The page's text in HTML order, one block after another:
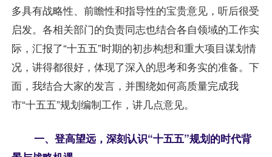
多具有战略性、前瞻性和指导性的宝贵意见，听后很受
启发。各相关部门的负责同志也结合各自领域的工作实
际，汇报了“十五五”时期的初步构想和重大项目谋划情
况，讲得都很好，体现了深入的思考和务实的准备。下
面，我结合大家的发言，并围绕如何高质量完成我
市“十五五”规划编制工作，讲几点意见。
一、登高望远，深刻认识“十五五”规划的时代背